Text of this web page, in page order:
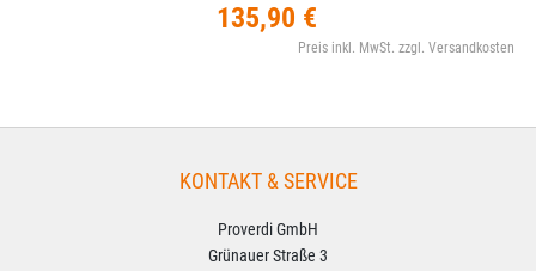
135,90 €
Preis inkl. MwSt. zzgl. Versandkosten
KONTAKT & SERVICE
Proverdi GmbH
Grünauer Straße 3